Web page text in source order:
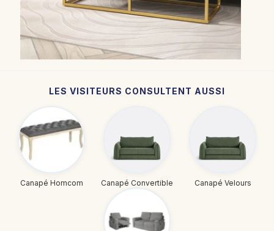
LES VISITEURS CONSULTENT AUSSI
Canapé Homcom Canapé Convertible Canapé Velours